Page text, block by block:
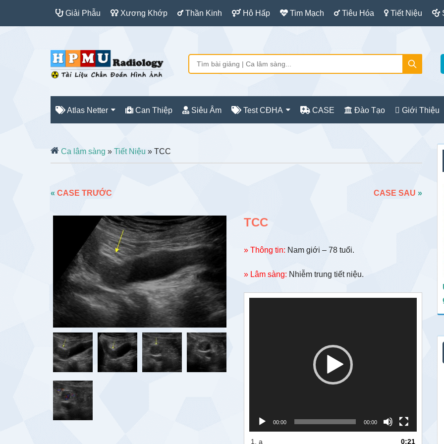
Giải Phẫu Xương Khớp Thần Kinh Hô Hấp Tim Mạch Tiêu Hóa Tiết Niệu
Atlas Netter Can Thiệp Siêu Âm Test CĐHA CASE Đào Tạo Giới Thiệu
Ca lâm sàng » Tiết Niệu » TCC
« CASE TRƯỚC CASE SAU »
TCC
» Thông tin: Nam giới – 78 tuổi.
» Lâm sàng: Nhiễm trung tiết niệu.
00:00 00:00
1. a 0:21